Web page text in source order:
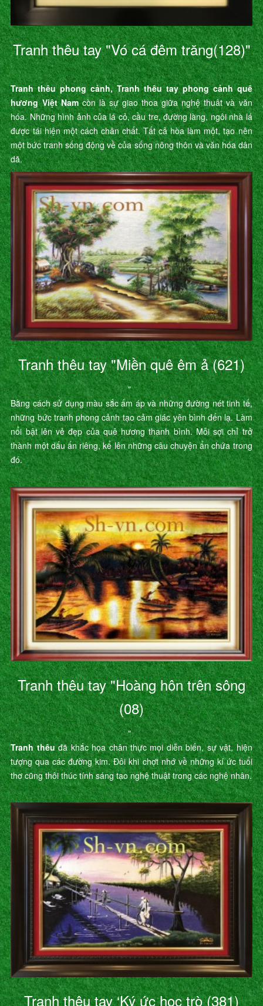
Tranh thêu tay "Vó cá đêm trăng(128)"
Tranh thêu phong cảnh, Tranh thêu tay phong cảnh quê
hương Việt Namcòn là sự giao thoa giữa nghệ thuât và văn
hóa. Những hình ảnh của lá cỏ, cầu tre, đường làng, ngôi nhà lá
được tái hiện một cách chân chất. Tất cả hòa làm một, tạo nên
một bức tranh sống động về của sống nông thôn và văn hóa dân
dã.
Tranh thêu tay "Miền quê êm ả (621)
"
Bằng cách sử dụng màu sắc ấm áp và những đường nét tinh tế,
những bức tranh phong cảnh tạo cảm giác yên bình đến lạ. Làm
nổi bật lên vẻ đẹp của quê hương thanh bình. Mỗi sợi chỉ trở
thành một dấu ấn riêng, kể lên những câu chuyện ẩn chứa trong
đó.
Tranh thêu tay "Hoàng hôn trên sông
(08)
"
Tranh thêuđã khắc họa chân thực mọi diễn biến, sự vật, hiện
tượng qua các đường kim. Đôi khi chợt nhớ về những kí ức tuổi
thơ cũng thôi thúc tính sáng tạo nghệ thuật trong các nghệ nhân.
Tranh thêu tay ‘Ký ức học trò (381)